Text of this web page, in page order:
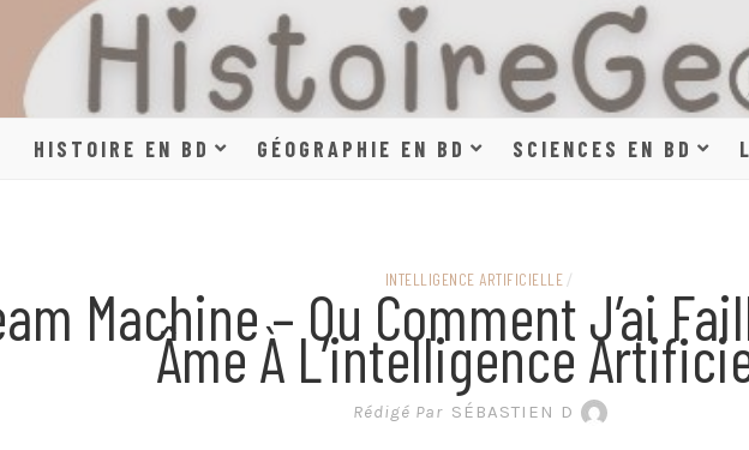
EN
HISTOIRE EN BD GÉOGRAPHIE EN BD SCIENCES EN BD
INTELLIGENCE ARTIFICIELLE /
Machine – Ou Comment J’ai
Âme À L’intelligence
Rédigé Par SÉBASTIEN D